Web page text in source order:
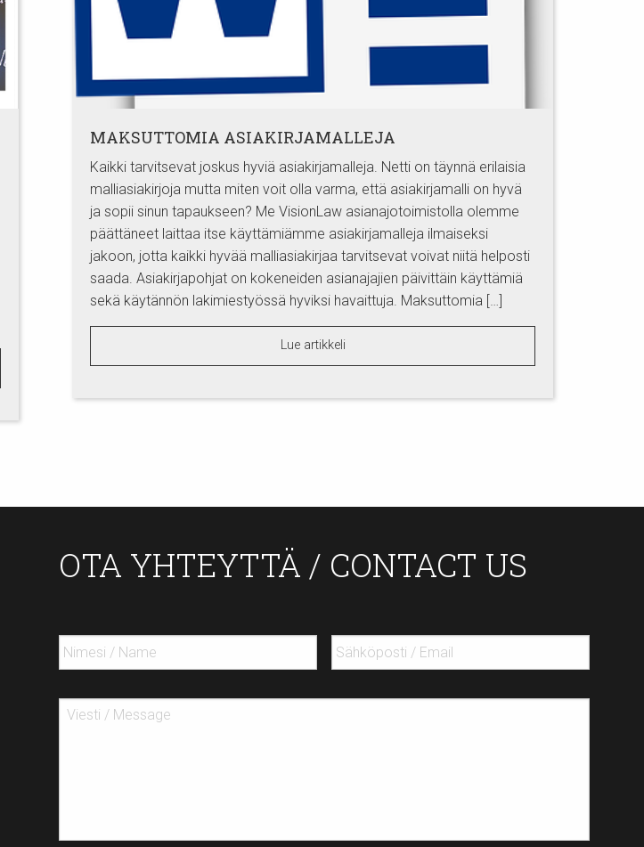
MAKSUTTOMIA ASIAKIRJAMALLEJA
Kaikki tarvitsevat joskus hyviä asiakirjamalleja. Netti on täynnä erilaisia
malliasiakirjoja mutta miten voit olla varma, että asiakirjamalli on hyvä
ja sopii sinun tapaukseen? Me VisionLaw asianajotoimistolla olemme
päättäneet laittaa itse käyttämiämme asiakirjamalleja ilmaiseksi
jakoon, jotta kaikki hyvää malliasiakirjaa tarvitsevat voivat niitä helposti
saada. Asiakirjapohjat on kokeneiden asianajajien päivittäin käyttämiä
sekä käytännön lakimiestyössä hyviksi havaittuja. Maksuttomia […]
Lue artikkeli
OTA YHTEYTTÄ / CONTACT US